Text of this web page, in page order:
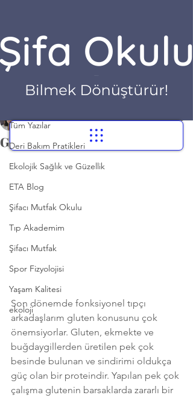
Yazı
Tüm Yazılar
Deri Bakım Pratikleri
Ekolojik Sağlık ve Güzellik
ETA Blog
Şifacı Mutfak Okulu
Tıp Akademim
Şifacı Mutfak
Spor Fizyolojisi
Yaşam Kalitesi
ekoloji
Gluten Paradoksu
3 Kas 2021
Son dönemde fonksiyonel tıpçı
arkadaşlarım gluten konusunu çok
önemsiyorlar. Gluten, ekmekte ve
buğdaygillerden üretilen pek çok
besinde bulunan ve sindirimi oldukça
güç olan bir proteindir. Yapılan pek çok
çalışma glutenin barsaklarda zararlı bir